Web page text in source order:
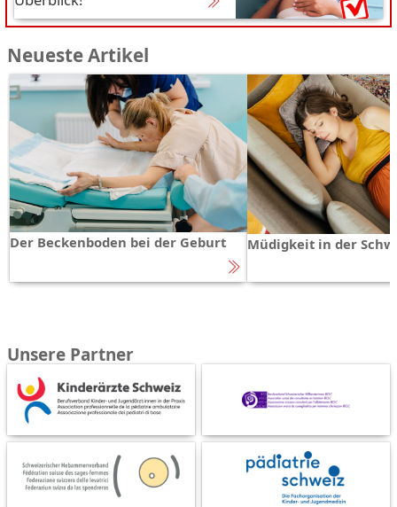
Neueste Artikel
Der Beckenboden bei der Geburt Müdigkeit in der
Unsere Partner